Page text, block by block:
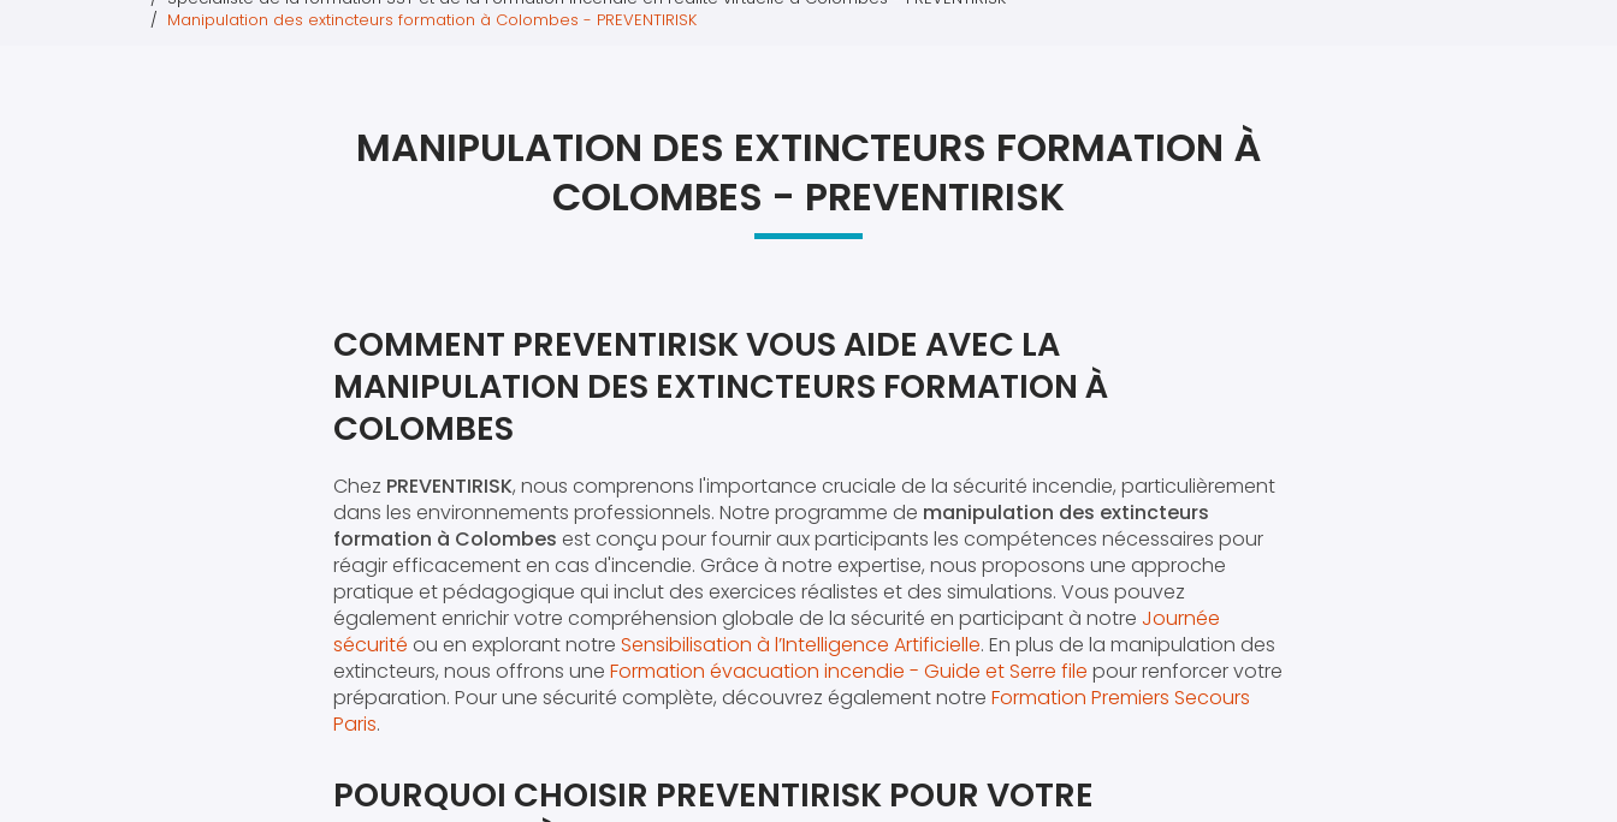
Manipulation des extincteurs formation à Colombes - PREVENTIRISK
MANIPULATION DES EXTINCTEURS FORMATION À
COLOMBES - PREVENTIRISK
COMMENT PREVENTIRISK VOUS AIDE AVEC LA
MANIPULATION DES EXTINCTEURS FORMATION À
COLOMBES
Chez PREVENTIRISK, nous comprenons l'importance cruciale de la sécurité incendie, particulièrement
dans les environnements professionnels. Notre programme de manipulation des extincteurs
formation à Colombes est conçu pour fournir aux participants les compétences nécessaires pour
réagir efficacement en cas d'incendie. Grâce à notre expertise, nous proposons une approche
pratique et pédagogique qui inclut des exercices réalistes et des simulations. Vous pouvez
également enrichir votre compréhension globale de la sécurité en participant à notre Journée
sécurité ou en explorant notre Sensibilisation à l’Intelligence Artificielle. En plus de la manipulation des
extincteurs, nous offrons une Formation évacuation incendie - Guide et Serre file pour renforcer votre
préparation. Pour une sécurité complète, découvrez également notre Formation Premiers Secours
Paris.
POURQUOI CHOISIR PREVENTIRISK POUR VOTRE